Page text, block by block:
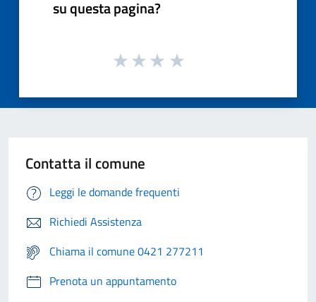
su questa pagina?
Contatta il comune
Leggi le domande frequenti
Richiedi Assistenza
Chiama il comune 0421 277211
Prenota un appuntamento